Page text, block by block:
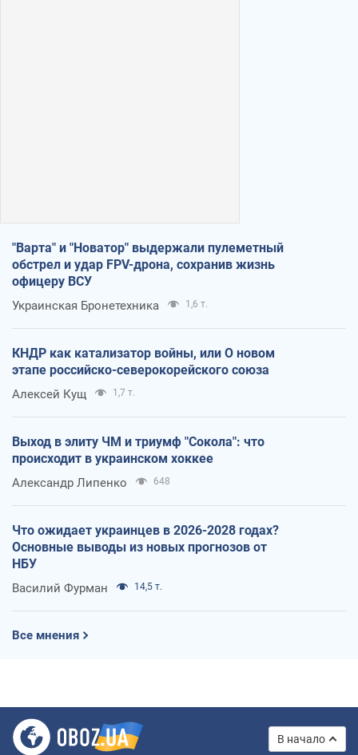
"Варта" и "Новатор" выдержали пулеметный
обстрел и удар FPV-дрона, сохранив жизнь
офицеру ВСУ
Украинская Бронетехника 1,6 т.
КНДР как катализатор войны, или О новом
этапе российско-северокорейского союза
Алексей Кущ 1,7 т.
Выход в элиту ЧМ и триумф "Сокола": что
происходит в украинском хоккее
Александр Липенко 648
Что ожидает украинцев в 2026-2028 годах?
Основные выводы из новых прогнозов от
НБУ
Василий Фурман 14,5 т.
Все мнения
В начало